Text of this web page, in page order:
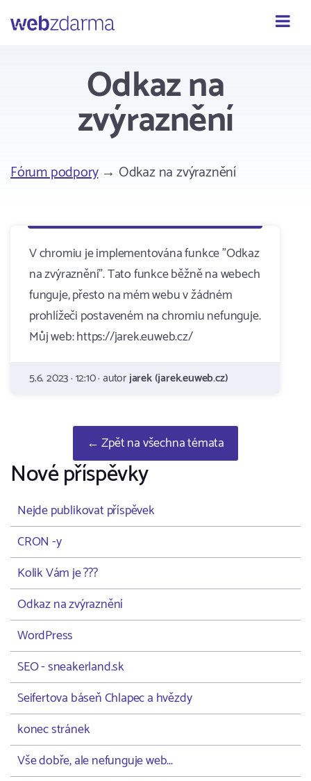
Webzdarma
Odkaz na
zvýraznění
Fórum podpory→ Odkaz na zvýraznění
V chromiu je implementována funkce "Odkaz
na zvýraznění". Tato funkce běžně na webech
funguje, přesto na mém webu v žádném
prohlížeči postaveném na chromiu nefunguje.
Můj web: https://jarek.euweb.cz/
5.6. 2023 · 12:10 · autorjarek (jarek.euweb.cz)
← Zpět na všechna témata
Nové příspěvky
Nejde publikovat příspěvek
CRON -y
Kolik Vám je ???
Odkaz na zvýraznění
WordPress
SEO - sneakerland.sk
Seifertova báseň Chlapec a hvězdy
konec stránek
Vše dobře, ale nefunguje web...